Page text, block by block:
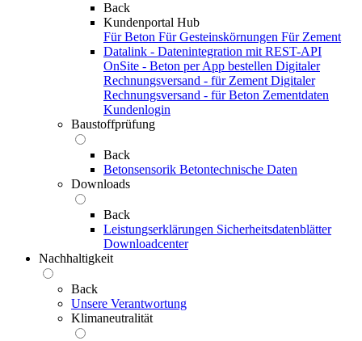
Back
Kundenportal Hub
Für Beton Für Gesteinskörnungen Für Zement
Datalink - Datenintegration mit REST-API
OnSite - Beton per App bestellen Digitaler
Rechnungsversand - für Zement Digitaler
Rechnungsversand - für Beton Zementdaten
Kundenlogin
Baustoffprüfung
Back
Betonsensorik Betontechnische Daten
Downloads
Back
Leistungserklärungen Sicherheitsdatenblätter
Downloadcenter
Nachhaltigkeit
Back
Unsere Verantwortung
Klimaneutralität